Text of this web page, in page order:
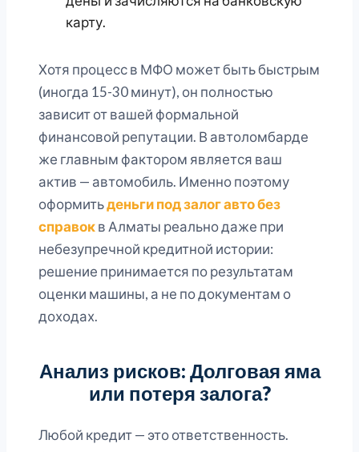
карту.
Хотя процесс в МФО может быть быстрым
(иногда 15-30 минут), он полностью
зависит от вашей формальной
финансовой репутации. В автоломбарде
же главным фактором является ваш
актив — автомобиль. Именно поэтому
оформитьденьги под залог авто без
справокв Алматы реально даже при
небезупречной кредитной истории:
решение принимается по результатам
оценки машины, а не по документам о
доходах.
Анализ рисков: Долговая яма
или потеря залога?
Любой кредит — это ответственность.